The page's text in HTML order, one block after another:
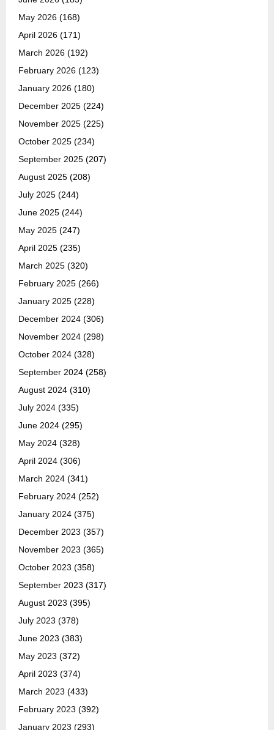
May 2026 (168)
April 2026 (171)
March 2026 (192)
February 2026 (123)
January 2026 (180)
December 2025 (224)
November 2025 (225)
October 2025 (234)
September 2025 (207)
August 2025 (208)
July 2025 (244)
June 2025 (244)
May 2025 (247)
April 2025 (235)
March 2025 (320)
February 2025 (266)
January 2025 (228)
December 2024 (306)
November 2024 (298)
October 2024 (328)
September 2024 (258)
August 2024 (310)
July 2024 (335)
June 2024 (295)
May 2024 (328)
April 2024 (306)
March 2024 (341)
February 2024 (252)
January 2024 (375)
December 2023 (357)
November 2023 (365)
October 2023 (358)
September 2023 (317)
August 2023 (395)
July 2023 (378)
June 2023 (383)
May 2023 (372)
April 2023 (374)
March 2023 (433)
February 2023 (392)
January 2023 (293)